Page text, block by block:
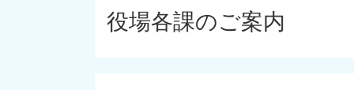
役場各課のご案内